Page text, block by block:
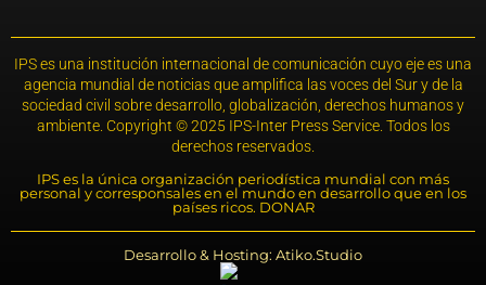
IPS es una institución internacional de comunicación cuyo eje es una
agencia mundial de noticias que amplifica las voces del Sur y de la
sociedad civil sobre desarrollo, globalización, derechos humanos y
ambiente. Copyright © 2025 IPS-Inter Press Service. Todos los
derechos reservados.
IPS es la única organización periodística mundial con más
personal y corresponsales en el mundo en desarrollo que en los
países ricos. DONAR
Desarrollo & Hosting: Atiko.Studio